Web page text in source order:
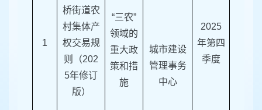
1
桥街道农
村集体产
权交易规
则（202
5年修订
版）
“三农”
领域的
重大政
策和措
施
城市建设
管理事务
中心
2025
年第四
季度